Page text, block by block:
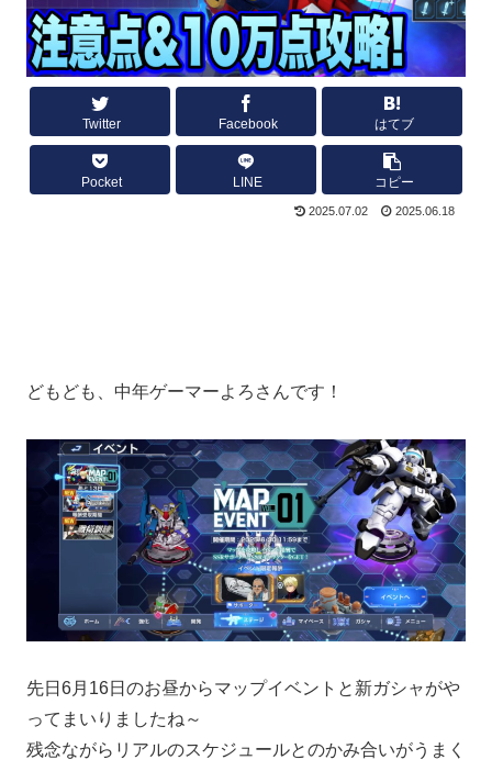
Twitter Facebook はてブ
Pocket LINE コピー
2025.07.02 2025.06.18
どもども、中年ゲーマーよろさんです！
先日6月16日のお昼からマップイベントと新ガシャがや
ってまいりましたね～
残念ながらリアルのスケジュールとのかみ合いがうまく